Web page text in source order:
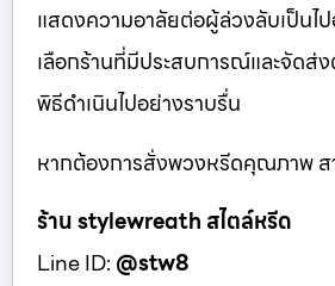
แสดงความอาลัยต่อผู้ล่วงลับเป็นไ
เลือกร้านที่มีประสบการณ์และจัดส่ง
พิธีดำเนินไปอย่างราบรื่น
หากต้องการสั่งพวงหรีดคุณภาพ
ร้าน stylewreath สไตล์หรีด
Line ID: @stw8